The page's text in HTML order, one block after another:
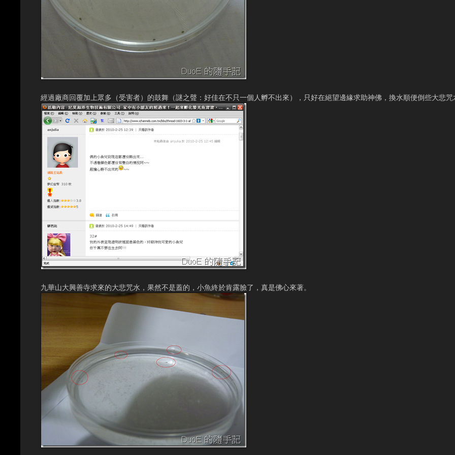
經過廠商回覆加上眾多（受害者）的鼓舞（謎之聲：好佳在不只一個人孵不出來），只好在絕望邊緣求助神佛，換水順便倒些大悲咒
九華山大興善寺求來的大悲咒水，果然不是蓋的，小魚終於肯露臉了，真是佛心來著。